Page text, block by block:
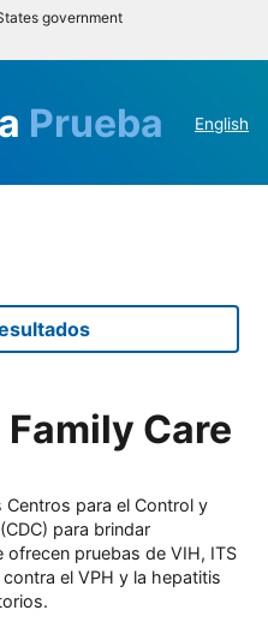
government
Prueba English
Care
para el Control y
para brindar
pruebas de VIH, ITS
el VPH y la hepatitis